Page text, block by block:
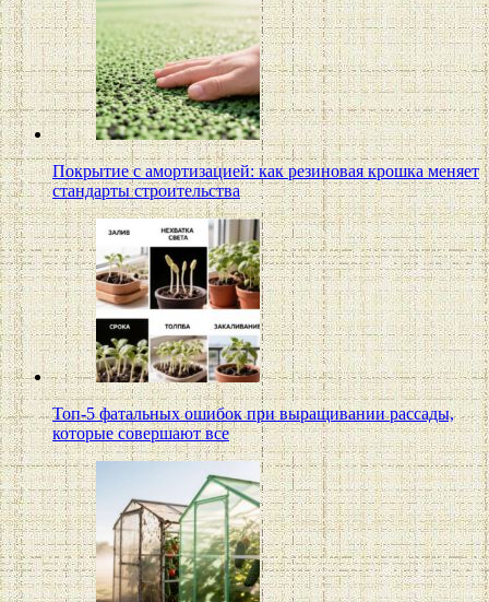
Покрытие с амортизацией: как резиновая крошка меняет
стандарты строительства
Топ-5 фатальных ошибок при выращивании рассады,
которые совершают все